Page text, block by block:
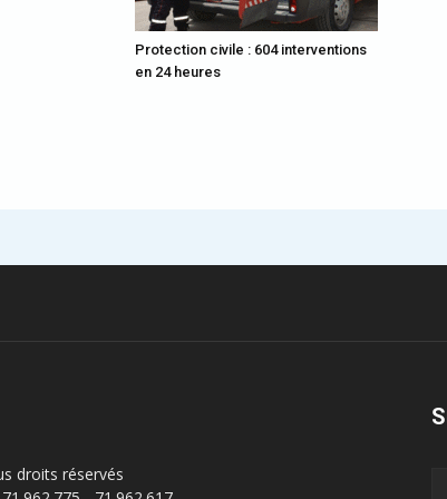
Protection civile : 604 interventions
en 24 heures
droits réservés